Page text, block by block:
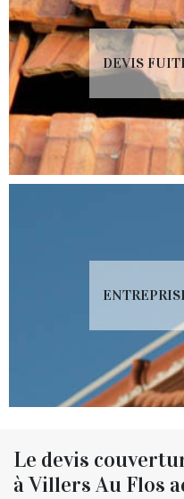
DEVIS
Le devis
à Villers Au Flos